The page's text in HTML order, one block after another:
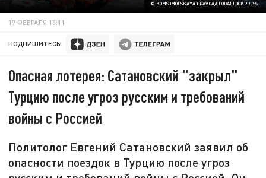
© KOMSOMOLSKAYA PRAVDA/GLOBALLOOKPRESS
17 ФЕВРАЛЯ 15:11
ПОДПИШИТЕСЬ:
Опасная лотерея: Сатановский "закрыл"
Турцию после угроз русским и требований
войны с Россией
Политолог Евгений Сатановский заявил об
опасности поездок в Турцию после угроз